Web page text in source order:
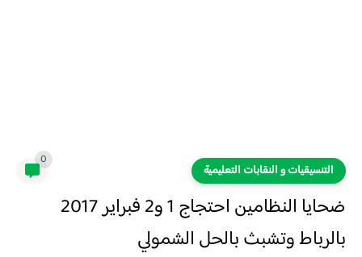
التنسيقيات و النقابات التعليمية
0
ضحايا النظامين احتجاج 1 و2 فبراير 2017
بالرباط وتشبث بالحل الشمولي